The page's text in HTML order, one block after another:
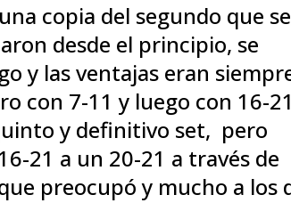
copia del segundo que se
desde el principio, se
y las ventajas eran
con 7-11 y luego con 16-21
y definitivo set, pero
21 a un 20-21 a través de
preocupó y mucho a los